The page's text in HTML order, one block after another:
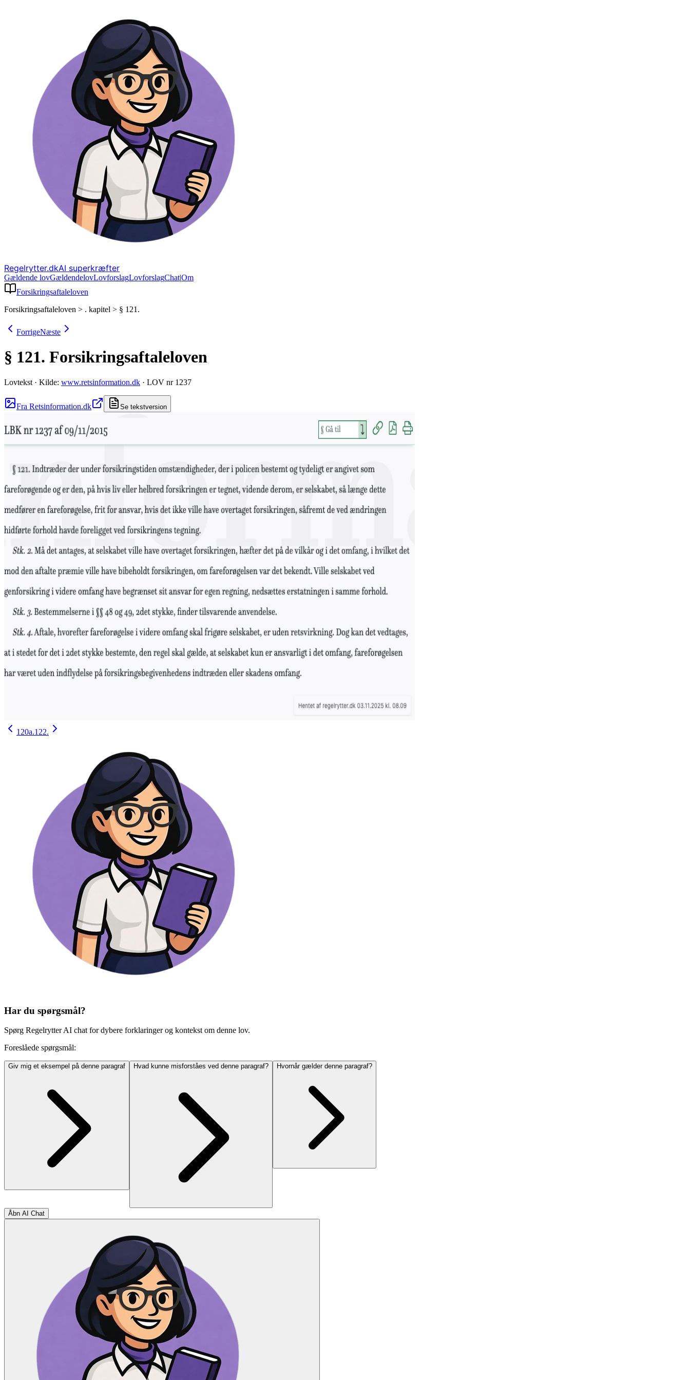
Regelrytter.dkAI superkræfter
Gældende lovGældendelovLovforslagLovforslagChat|Om
Forsikringsaftaleloven
Forsikringsaftaleloven > . kapitel > § 121.
ForrigeNæste
§ 121. Forsikringsaftaleloven
Lovtekst · Kilde: www.retsinformation.dk · LOV nr 1237
Fra Retsinformation.dk Se tekstversion
120a.122.
Har du spørgsmål?
Spørg Regelrytter AI chat for dybere forklaringer og kontekst om denne lov.
Foreslåede spørgsmål:
Giv mig et eksempel på denne paragraf Hvad kunne misforståes ved denne paragraf? Hvornår gælder denne paragraf?
Åbn AI Chat